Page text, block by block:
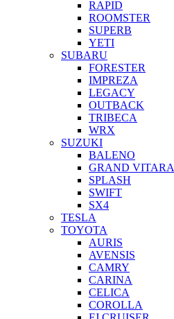
RAPID
ROOMSTER
SUPERB
YETI
SUBARU
FORESTER
IMPREZA
LEGACY
OUTBACK
TRIBECA
WRX
SUZUKI
BALENO
GRAND VITARA
SPLASH
SWIFT
SX4
TESLA
TOYOTA
AURIS
AVENSIS
CAMRY
CARINA
CELICA
COROLLA